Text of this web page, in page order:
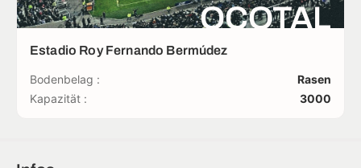
OCOTAL
Estadio Roy Fernando Bermúdez
Bodenbelag :
Rasen
Kapazität :
3000